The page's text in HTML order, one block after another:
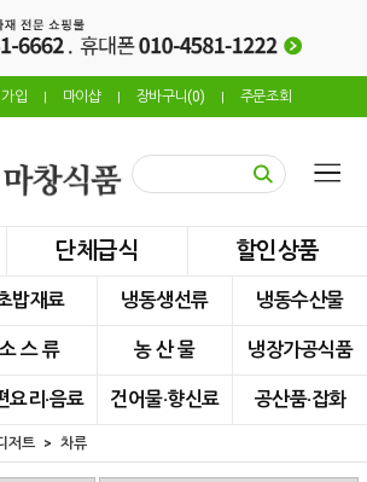
입 마이샵 장바구니(0) 주문조회
단체급식 할인상품
밥재료 냉동생선류 냉동수산물
소 스 류 농 산 물 냉장가공식품
요리·음료 건어물·향신료 공산품·잡화
저트 차류